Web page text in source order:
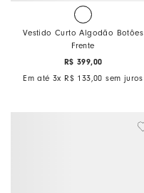
Vestido Curto Algodão Botôes
Frente
R$ 399,00
Em até 3x R$ 133,00 sem juros